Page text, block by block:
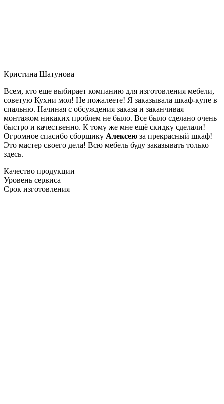
Кристина Шатунова
Всем, кто еще выбирает компанию для изготовления мебели,
советую Кухни мол! Не пожалеете! Я заказывала шкаф-купе в
спальню. Начиная с обсуждения заказа и заканчивая
монтажом никаких проблем не было. Все было сделано очень
быстро и качественно. К тому же мне ещё скидку сделали!
Огромное спасибо сборщику Алексею за прекрасный шкаф!
Это мастер своего дела! Всю мебель буду заказывать только
здесь.
Качество продукции
Уровень сервиса
Срок изготовления